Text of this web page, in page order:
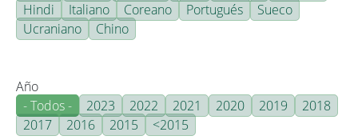
Hindi
Italiano Coreano Portugués
Sueco
Ucraniano
Chino
Año
- Todos -
2023 2022 2021 2020 2019
2018
2017
2016 2015 <2015